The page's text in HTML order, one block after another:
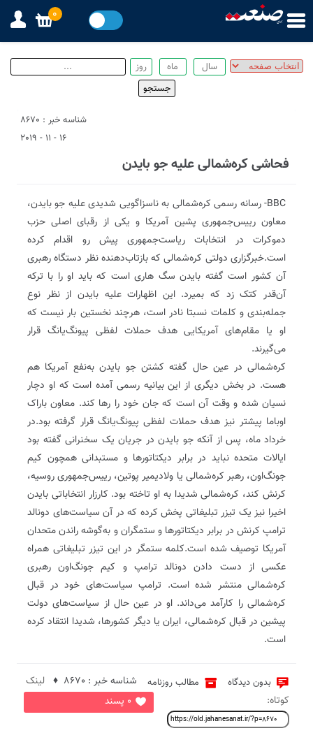
شناسه خبر : 8670
16 - 11 - 2019
فحاشی کره‌شمالی علیه جو بایدن
BBC- رسانه رسمی کره‌شمالی به ناسزاگویی شدیدی علیه جو بایدن،
معاون رییس‌جمهوری پشین آمریکا و یکی از رقبای اصلی حزب
دموکرات در انتخابات ریاست‌جمهوری پیش رو اقدام کرده
است.خبرگزاری دولتی کره‌شمالی که بازتاب‌دهنده نظر دستگاه رهبری
آن کشور است گفته بایدن سگ‌ هاری ا‌ست که باید او را با ترکه
آن‌قدر کتک زد که بمیرد. این اظهارات علیه بایدن از نظر نوع
جمله‌بندی و کلمات نسبتا نادر است، هرچند نخستین بار نیست که
او یا مقام‌های آمریکایی هدف حملات لفظی پیونگ‌یانگ قرار
می‌گیرند.
کره‌شمالی در عین حال گفته کشتن جو بایدن به‌نفع آمریکا هم
هست. در بخش دیگری از این بیانیه رسمی آمده است که او دچار
نسیان شده و وقت آن است که جان خود را رها کند. معاون باراک
اوباما پیشتر نیز هدف حملات لفظی پیونگ‌یانگ قرار گرفته بود.در
خرداد ماه، پس از آنکه جو بایدن در جریان یک سخنرانی گفته بود
ایالات متحده نباید در برابر دیکتاتورها و مستبدانی همچون کیم
جونگ‌اون، رهبر کره‌شمالی یا ولادیمیر پوتین، رییس‌‌جمهوری روسیه،
کرنش کند، کره‌شمالی شدیدا به او تاخته بود. کارزار انتخاباتی بایدن
اخیرا نیز یک تیزر تبلیغاتی پخش کرده که در آن سیاست‌های دونالد
ترامپ کرنش در برابر دیکتاتورها و ستمگران و به‌گوشه راندن متحدان
آمریکا توصیف شده ‌است.کلمه ستمگر در این تیزر تبلیغاتی همراه
عکسی از دست‌ دادن دونالد ترامپ و کیم جونگ‌اون رهبری
کره‌شمالی منتشر شده ‌است. ترامپ سیاست‌های خود در قبال
کره‌شمالی را کارآمد می‌داند. او در عین حال از سیاست‌های دولت
پیشین در قبال کره‌شمالی، ایران یا دیگر کشورها، شدیدا انتقاد کرده
‌است.
بدون دیدگاه مطالب روزنامه
0 پسند
شناسه خبر : 8670 ♦
لینک
کوتاه:
0